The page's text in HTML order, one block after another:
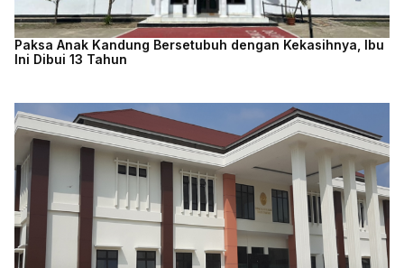
Paksa Anak Kandung Bersetubuh dengan Kekasihnya, Ibu
Ini Dibui 13 Tahun